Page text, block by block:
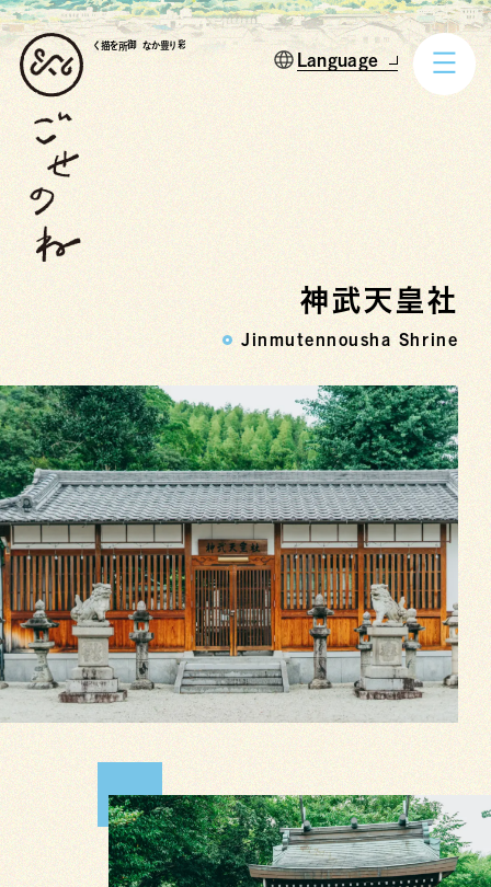
彩り豊かな
御所を描く
神武天皇社
Jinmutennousha Shrine